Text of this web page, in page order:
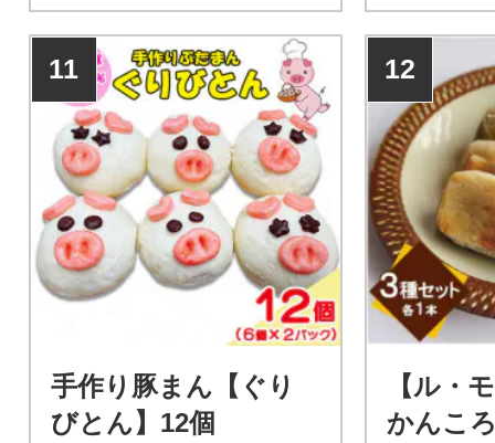
11
手作り豚まん【ぐり
びとん】12個
12
【ル・
かんこ